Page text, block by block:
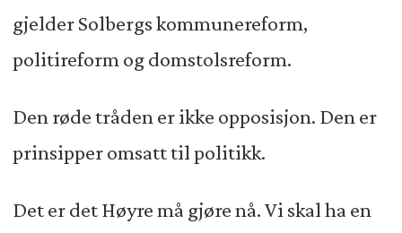
gjelder Solbergs kommunereform,
politireform og domstolsreform.
Den røde tråden er ikke opposisjon. Den er
prinsipper omsatt til politikk.
Det er det Høyre må gjøre nå. Vi skal ha en